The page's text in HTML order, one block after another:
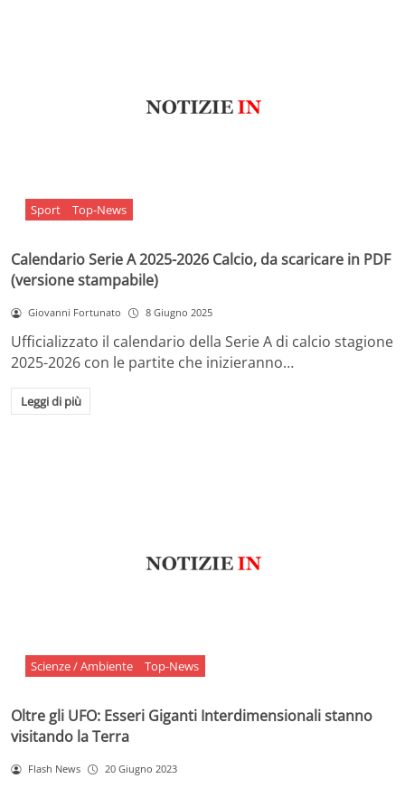
Sport Top-News
Calendario Serie A 2025-2026 Calcio, da scaricare in PDF
(versione stampabile)
Giovanni Fortunato 8 Giugno 2025
Ufficializzato il calendario della Serie A di calcio stagione
2025-2026 con le partite che inizieranno…
Leggi di più
Scienze / Ambiente Top-News
Oltre gli UFO: Esseri Giganti Interdimensionali stanno
visitando la Terra
Flash News 20 Giugno 2023